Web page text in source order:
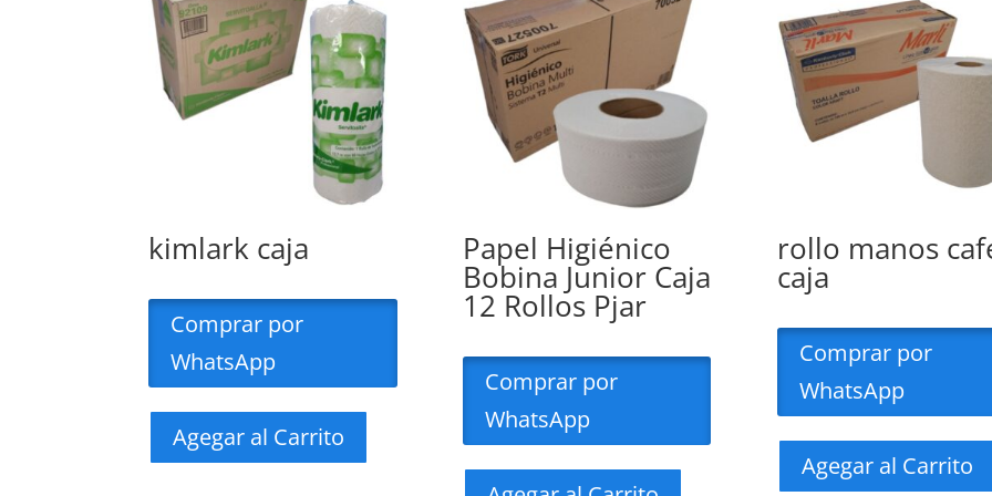
kimlark caja
Comprar por
WhatsApp
Agegar al Carrito
Papel Higiénico
Bobina Junior Caja
12 Rollos Pjar
Comprar por
WhatsApp
rollo manos
caja
Comprar por
WhatsApp
Agegar al Carrito